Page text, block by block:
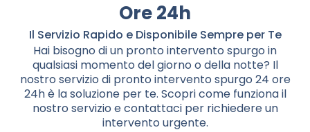
Ore 24h
Il Servizio Rapido e Disponibile Sempre per Te
Hai bisogno di un pronto intervento spurgo in
qualsiasi momento del giorno o della notte? Il
nostro servizio di pronto intervento spurgo 24 ore
24h è la soluzione per te. Scopri come funziona il
nostro servizio e contattaci per richiedere un
intervento urgente.